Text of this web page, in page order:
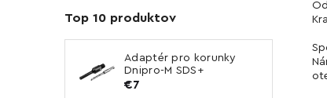
Top 10 produktov
Adaptér pro korunky
Dnipro-M SDS+
€7